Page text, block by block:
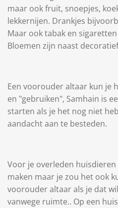
maar ook fruit, snoepjes,
lekkernijen. Drankjes
Maar ook tabak en
Bloemen zijn naast
Een voorouder altaar kun je
en "gebruiken", Samhain is
starten als je het nog niet
aandacht aan te besteden.
Voor je overleden
maken maar je zou het ook
voorouder altaar als je dat
vanwege ruimte.. Op een